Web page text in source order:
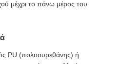
μέχρι το πάνω μέρος του
PU (πολυουρεθάνης) ή